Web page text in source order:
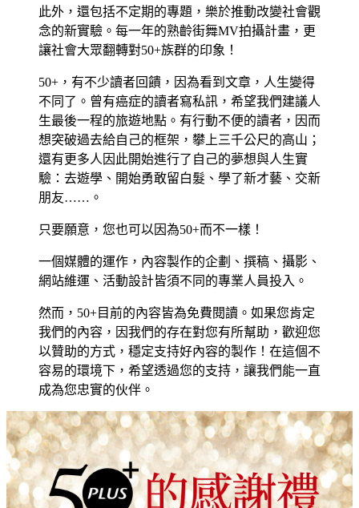
此外，還包括不定期的專題，樂於推動改變社會觀
念的新實驗。每一年的熟齡街舞MV拍攝計畫，更
讓社會大眾翻轉對50+族群的印象！
50+，有不少讀者回饋，因為看到文章，人生變得
不同了。曾有癌症的讀者寫私訊，希望我們建議人
生最後一程的旅遊地點。有行動不便的讀者，因而
想突破過去給自己的框架，攀上三千公尺的高山；
還有更多人因此開始進行了自己的夢想與人生實
驗：去遊學、開始勇敢留白髮、學了新才藝、交新
朋友……。
只要願意，您也可以因為50+而不一樣！
一個媒體的運作，內容製作的企劃、撰稿、攝影、
網站維運、活動設計皆須不同的專業人員投入。
然而，50+目前的內容皆為免費閱讀。如果您肯定
我們的內容，因我們的存在對您有所幫助，歡迎您
以贊助的方式，穩定支持好內容的製作！在這個不
容易的環境下，希望透過您的支持，讓我們能一直
成為您忠實的伙伴。